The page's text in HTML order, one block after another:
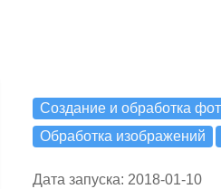
Создание и обработка
Обработка изображений
Дата запуска: 2018-01-10